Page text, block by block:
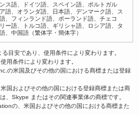
ス語、ドイツ語、スペイン語、ポルトガル
語、オランダ語、日本語、デンマーク語、ス
、フィンランド語、ポーランド語、チェコ
ー語、トルコ語、ギリシャ語、ロシア語、タ
、中国語（繁体字・簡体字）
目安であり、使用条件により変わります。
用条件により変わります。
の米国及びその他の国における商標または登録
国およびその他の国における登録商標または商
、Skype またはその関連事業体の商標です。
の、米国およびその他の国における商標また